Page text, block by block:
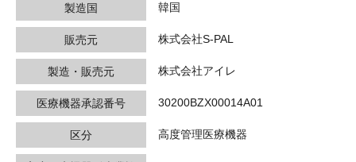
製造国 韓国
販売元 株式会社S-PAL
製造・販売元 株式会社アイレ
医療機器承認番号 30200BZX00014A01
区分 高度管理医療機器